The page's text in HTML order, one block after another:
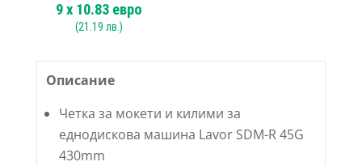
9x 10.83евро
(21.19 лв.)
Описание
Четка за мокети и килими за
еднодискова машина Lavor SDM-R 45G
430mm